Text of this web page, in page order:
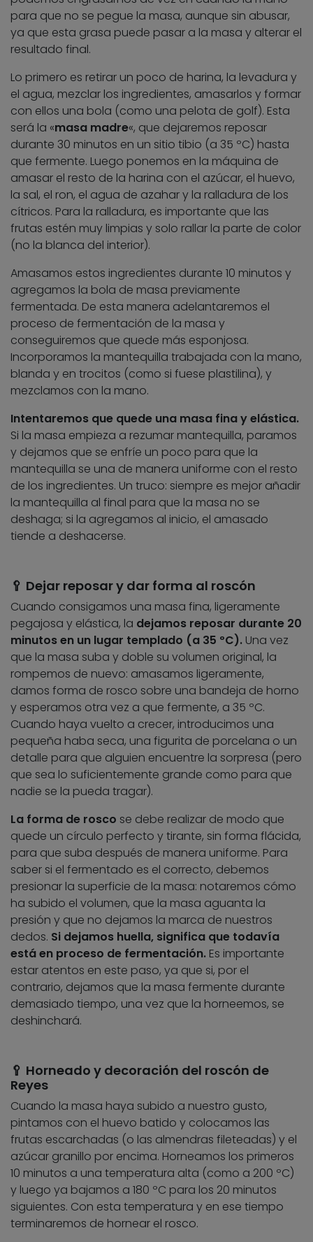
para que no se pegue la masa, aunque sin abusar,
ya que esta grasa puede pasar a la masa y alterar el
resultado final.
Lo primero es retirar un poco de harina, la levadura y
el agua, mezclar los ingredientes, amasarlos y formar
con ellos una bola (como una pelota de golf). Esta
será la «masa madre«, que dejaremos reposar
durante 30 minutos en un sitio tibio (a 35 ºC) hasta
que fermente. Luego ponemos en la máquina de
amasar el resto de la harina con el azúcar, el huevo,
la sal, el ron, el agua de azahar y la ralladura de los
cítricos. Para la ralladura, es importante que las
frutas estén muy limpias y solo rallar la parte de color
(no la blanca del interior).
Amasamos estos ingredientes durante 10 minutos y
agregamos la bola de masa previamente
fermentada. De esta manera adelantaremos el
proceso de fermentación de la masa y
conseguiremos que quede más esponjosa.
Incorporamos la mantequilla trabajada con la mano,
blanda y en trocitos (como si fuese plastilina), y
mezclamos con la mano.
Intentaremos que quede una masa fina y elástica.
Si la masa empieza a rezumar mantequilla, paramos
y dejamos que se enfríe un poco para que la
mantequilla se una de manera uniforme con el resto
de los ingredientes. Un truco: siempre es mejor añadir
la mantequilla al final para que la masa no se
deshaga; si la agregamos al inicio, el amasado
tiende a deshacerse.
🥄 Dejar reposar y dar forma al roscón
Cuando consigamos una masa fina, ligeramente
pegajosa y elástica, la dejamos reposar durante 20
minutos en un lugar templado (a 35 ºC). Una vez
que la masa suba y doble su volumen original, la
rompemos de nuevo: amasamos ligeramente,
damos forma de rosco sobre una bandeja de horno
y esperamos otra vez a que fermente, a 35 ºC.
Cuando haya vuelto a crecer, introducimos una
pequeña haba seca, una figurita de porcelana o un
detalle para que alguien encuentre la sorpresa (pero
que sea lo suficientemente grande como para que
nadie se la pueda tragar).
La forma de rosco se debe realizar de modo que
quede un círculo perfecto y tirante, sin forma flácida,
para que suba después de manera uniforme. Para
saber si el fermentado es el correcto, debemos
presionar la superficie de la masa: notaremos cómo
ha subido el volumen, que la masa aguanta la
presión y que no dejamos la marca de nuestros
dedos. Si dejamos huella, significa que todavía
está en proceso de fermentación. Es importante
estar atentos en este paso, ya que si, por el
contrario, dejamos que la masa fermente durante
demasiado tiempo, una vez que la horneemos, se
deshinchará.
🥄 Horneado y decoración del roscón de
Reyes
Cuando la masa haya subido a nuestro gusto,
pintamos con el huevo batido y colocamos las
frutas escarchadas (o las almendras fileteadas) y el
azúcar granillo por encima. Horneamos los primeros
10 minutos a una temperatura alta (como a 200 ºC)
y luego ya bajamos a 180 ºC para los 20 minutos
siguientes. Con esta temperatura y en ese tiempo
terminaremos de hornear el rosco.